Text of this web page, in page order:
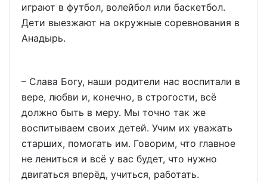
играют в футбол, волейбол или баскетбол.
Дети выезжают на окружные соревнования в
Анадырь.
– Слава Богу, наши родители нас воспитали в
вере, любви и, конечно, в строгости, всё
должно быть в меру. Мы точно так же
воспитываем своих детей. Учим их уважать
старших, помогать им. Говорим, что главное
не лениться и всё у вас будет, что нужно
двигаться вперёд, учиться, работать.